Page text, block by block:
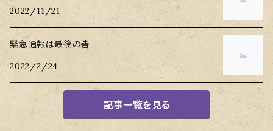
2022/11/21
緊急通報は最後の砦
2022/2/24
記事一覧を見る